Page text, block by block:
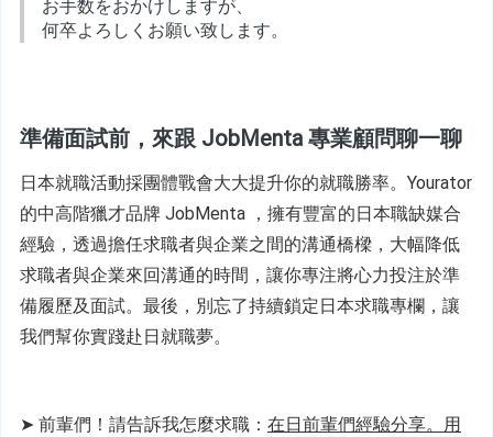
お手数をおかけしますが、
何卒よろしくお願い致します。
準備面試前，來跟 JobMenta 專業顧問聊一聊
日本就職活動採團體戰會大大提升你的就職勝率。Yourator
的中高階獵才品牌 JobMenta ，擁有豐富的日本職缺媒合
經驗，透過擔任求職者與企業之間的溝通橋樑，大幅降低
求職者與企業來回溝通的時間，讓你專注將心力投注於準
備履歷及面試。最後，別忘了持續鎖定日本求職專欄，讓
我們幫你實踐赴日就職夢。
➤ 前輩們！請告訴我怎麼求職： 在日前輩們經驗分享。用